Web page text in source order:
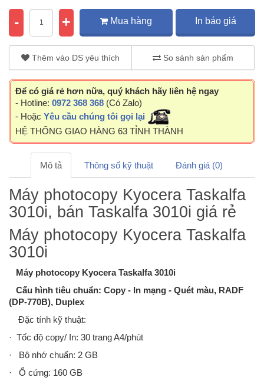
- + Mua hàng In báo giá
Thêm vào DS yêu thích So sánh sản phẩm
Để có giá rẻ hơn nữa, quý khách hãy liên hệ ngay
- Hotline: 0972 368 368 (Có Zalo)
- Hoặc Yêu cầu chúng tôi gọi lại
HỆ THỐNG GIAO HÀNG 63 TỈNH THÀNH
Mô tả Thông số kỹ thuật Đánh giá (0)
Máy photocopy Kyocera Taskalfa
3010i, bán Taskalfa 3010i giá rẻ
Máy photocopy Kyocera Taskalfa
3010i
Máy photocopy Kyocera Taskalfa 3010i
Cấu hình tiêu chuẩn: Copy - In mạng - Quét màu, RADF
(DP-770B), Duplex
Đặc tính kỹ thuật:
· Tốc độ copy/ In: 30 trang A4/phút
· Bộ nhớ chuẩn: 2 GB
· Ổ cứng: 160 GB